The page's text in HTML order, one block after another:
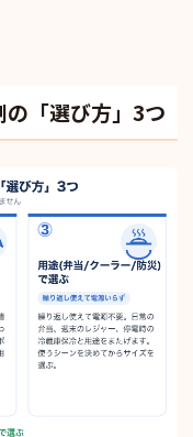
「選び方」3つ